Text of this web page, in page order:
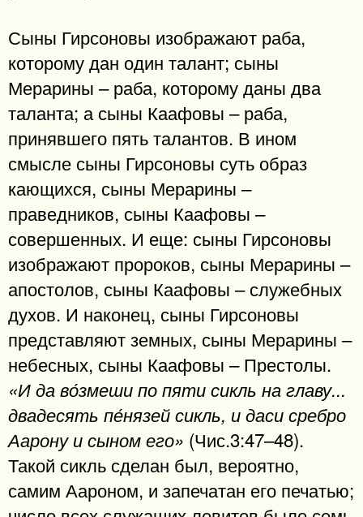
Сыны Гирсоновы изображают раба,
которому дан один талант; сыны
Мерарины – раба, которому даны два
таланта; а сыны Каафовы – раба,
принявшего пять талантов. В ином
смысле сыны Гирсоновы суть образ
кающихся, сыны Мерарины –
праведников, сыны Каафовы –
совершенных. И еще: сыны Гирсоновы
изображают пророков, сыны Мерарины –
апостолов, сыны Каафовы – служебных
духов. И наконец, сыны Гирсоновы
представляют земных, сыны Мерарины –
небесных, сыны Каафовы – Престолы.
«И да во́змеши по пяти сикль на главу...
двадесять пе́нязей сикль, и даси сребро
Аарону и сыном его» (Чис.3:47–48).
Такой сикль сделан был, вероятно,
самим Аароном, и запечатан его печатью;